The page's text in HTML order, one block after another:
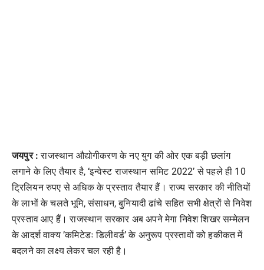
जयपुर :राजस्थान औद्योगीकरण के नए युग की ओर एक बड़ी छलांग
लगाने के लिए तैयार है, ‘इन्वेस्ट राजस्थान समिट 2022’ से पहले ही 10
ट्रिलियन रुपए से अधिक के प्रस्ताव तैयार हैं। राज्य सरकार की नीतियों
के लाभों के चलते भूमि, संसाधन, बुनियादी ढांचे सहित सभी क्षेत्रों से निवेश
प्रस्ताव आए हैं। राजस्थान सरकार अब अपने मेगा निवेश शिखर सम्मेलन
के आदर्श वाक्य ’कमिटेडः डिलीवर्ड’ के अनुरूप प्रस्तावों को हकीकत में
बदलने का लक्ष्य लेकर चल रही है।